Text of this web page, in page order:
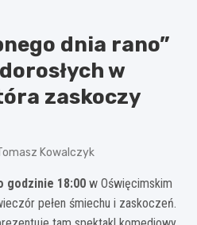
dnia rano”
w
zaskoczy
Kowalczyk
godzinie 18:00 w Oświęcimskim
pełen śmiechu i zaskoczeń.